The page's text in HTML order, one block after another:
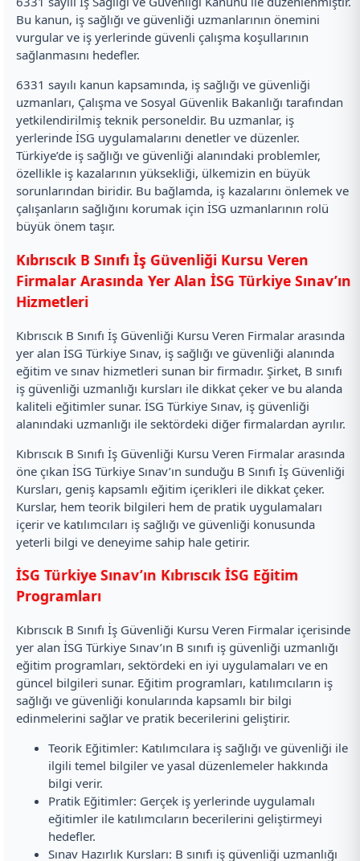
Bu kanun, iş sağlığı ve güvenliği uzmanlarının önemini
vurgular ve iş yerlerinde güvenli çalışma koşullarının
sağlanmasını hedefler.
6331 sayılı kanun kapsamında, iş sağlığı ve güvenliği
uzmanları, Çalışma ve Sosyal Güvenlik Bakanlığı tarafından
yetkilendirilmiş teknik personeldir. Bu uzmanlar, iş
yerlerinde İSG uygulamalarını denetler ve düzenler.
Türkiye’de iş sağlığı ve güvenliği alanındaki problemler,
özellikle iş kazalarının yüksekliği, ülkemizin en büyük
sorunlarından biridir. Bu bağlamda, iş kazalarını önlemek ve
çalışanların sağlığını korumak için İSG uzmanlarının rolü
büyük önem taşır.
Kıbrıscık B Sınıfı İş Güvenliği Kursu Veren
Firmalar Arasında Yer Alan İSG Türkiye Sınav’ın
Hizmetleri
Kıbrıscık B Sınıfı İş Güvenliği Kursu Veren Firmalar arasında
yer alan İSG Türkiye Sınav, iş sağlığı ve güvenliği alanında
eğitim ve sınav hizmetleri sunan bir firmadır. Şirket, B sınıfı
iş güvenliği uzmanlığı kursları ile dikkat çeker ve bu alanda
kaliteli eğitimler sunar. İSG Türkiye Sınav, iş güvenliği
alanındaki uzmanlığı ile sektördeki diğer firmalardan ayrılır.
Kıbrıscık B Sınıfı İş Güvenliği Kursu Veren Firmalar arasında
öne çıkan İSG Türkiye Sınav’ın sunduğu B Sınıfı İş Güvenliği
Kursları, geniş kapsamlı eğitim içerikleri ile dikkat çeker.
Kurslar, hem teorik bilgileri hem de pratik uygulamaları
içerir ve katılımcıları iş sağlığı ve güvenliği konusunda
yeterli bilgi ve deneyime sahip hale getirir.
İSG Türkiye Sınav’ın Kıbrıscık İSG Eğitim
Programları
Kıbrıscık B Sınıfı İş Güvenliği Kursu Veren Firmalar içerisinde
yer alan İSG Türkiye Sınav’ın B sınıfı iş güvenliği uzmanlığı
eğitim programları, sektördeki en iyi uygulamaları ve en
güncel bilgileri sunar. Eğitim programları, katılımcıların iş
sağlığı ve güvenliği konularında kapsamlı bir bilgi
edinmelerini sağlar ve pratik becerilerini geliştirir.
Teorik Eğitimler: Katılımcılara iş sağlığı ve güvenliği ile
ilgili temel bilgiler ve yasal düzenlemeler hakkında
bilgi verir.
Pratik Eğitimler: Gerçek iş yerlerinde uygulamalı
eğitimler ile katılımcıların becerilerini geliştirmeyi
hedefler.
Sınav Hazırlık Kursları: B sınıfı iş güvenliği uzmanlığı